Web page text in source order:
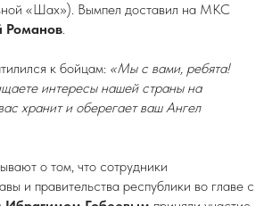
«Шах»). Вымпел доставил на МКС
Романов.
к бойцам: «Мы с вами, ребята!
интересы нашей страны на
хранит и оберегает ваш Ангел
о том, что сотрудники
и правительства республики во главе с